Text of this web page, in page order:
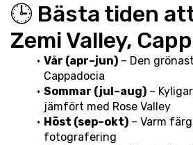
🕒 Bästa tiden
Zemi Valley,
Vår (apr–jun) – Den
Cappadocia
Sommar (jul–aug) –
jämfört med Rose Valley
Höst (sep–okt) – Varm
fotografering